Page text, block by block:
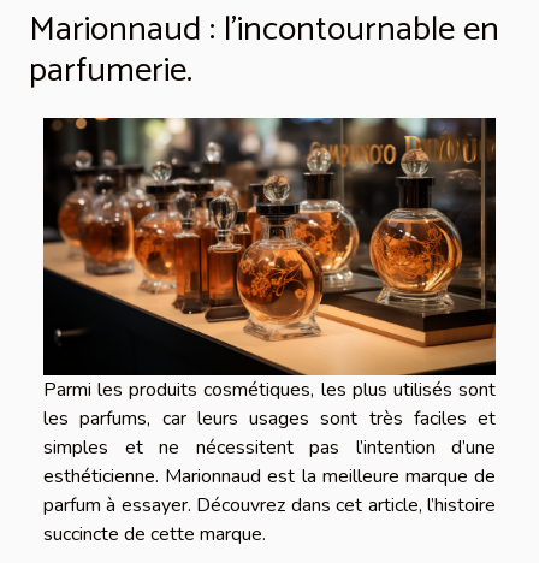
Marionnaud : l’incontournable en
parfumerie.
Parmi les produits cosmétiques, les plus utilisés sont
les parfums, car leurs usages sont très faciles et
simples et ne nécessitent pas l’intention d’une
esthéticienne. Marionnaud est la meilleure marque de
parfum à essayer. Découvrez dans cet article, l’histoire
succincte de cette marque.